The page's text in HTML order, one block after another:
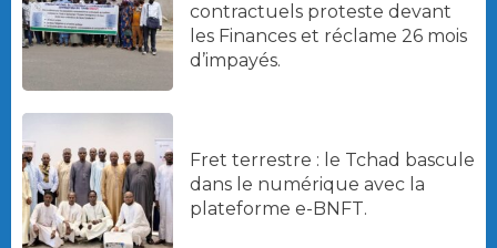
contractuels proteste devant
les Finances et réclame 26 mois
d’impayés.
Fret terrestre : le Tchad bascule
dans le numérique avec la
plateforme e-BNFT.